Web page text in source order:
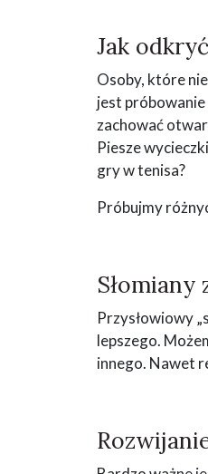
Jak
Osoby, które
jest
zachować
Piesze
gry w tenisa?
Próbujmy
Słomiany
Przysłowiowy
lepszego.
innego. Nawet